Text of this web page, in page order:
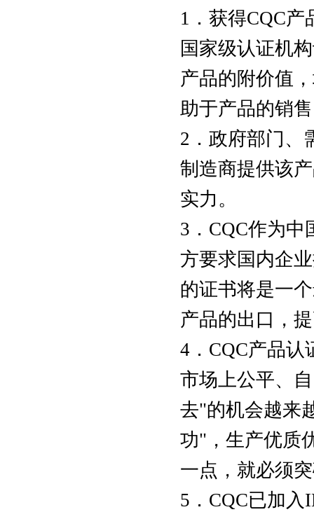
1．获得CQC
国家级认证机
产品的附价值
助于产品的销
2．政府部门、
制造商提供该
实力。
3．CQC作为
方要求国内企
的证书将是一
产品的出口，
4．CQC产品
市场上公平、
去"的机会越来
功"，生产优质
一点，就必须
5．CQC已加入